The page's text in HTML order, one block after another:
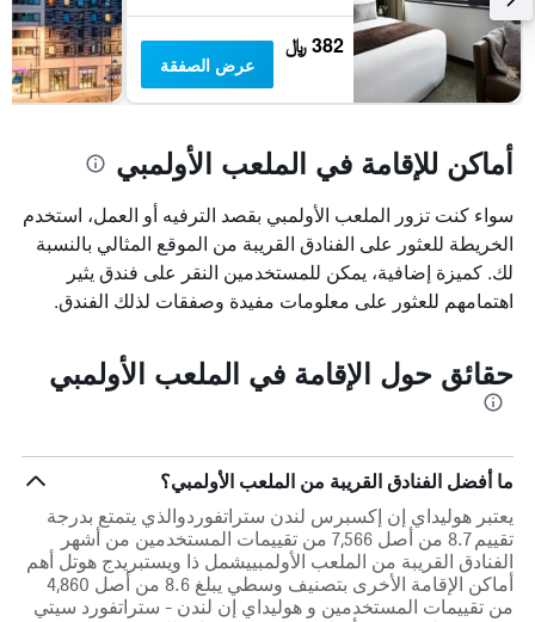
382 ﷼
عرض الصفقة
أماكن للإقامة في الملعب الأولمبي
سواء كنت تزور الملعب الأولمبي بقصد الترفيه أو العمل، استخدم
الخريطة للعثور على الفنادق القريبة من الموقع المثالي بالنسبة
لك. كميزة إضافية، يمكن للمستخدمين النقر على فندق يثير
اهتمامهم للعثور على معلومات مفيدة وصفقات لذلك الفندق.
حقائق حول الإقامة في الملعب الأولمبي
ما أفضل الفنادق القريبة من الملعب الأولمبي؟
يعتبر هوليداي إن إكسبرس لندن ستراتفوردوالذي يتمتع بدرجة
تقييم 8.7 من أصل 7,566 من تقييمات المستخدمين من أشهر
الفنادق القريبة من الملعب الأولمبييشمل ذا ويستبريدج هوتل أهم
أماكن الإقامة الأخرى بتصنيف وسطي يبلغ 8.6 من أصل 4,860
من تقييمات المستخدمين و هوليداي إن لندن - ستراتفورد سيتي